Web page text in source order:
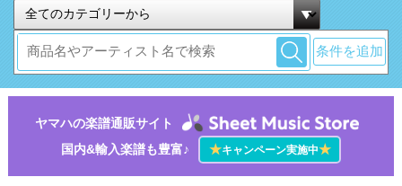
条件を追加
ヤマハの楽譜通販サイト
国内&輸入楽譜も豊富♪
★キャンペーン実施中★